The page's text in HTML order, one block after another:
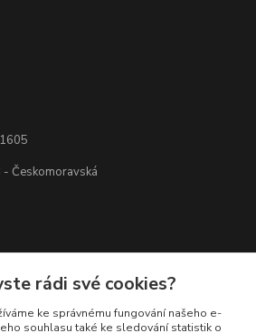
Českomoravská
rádi své cookies?
ke správnému fungování našeho e-
souhlasu také ke sledování statistik o